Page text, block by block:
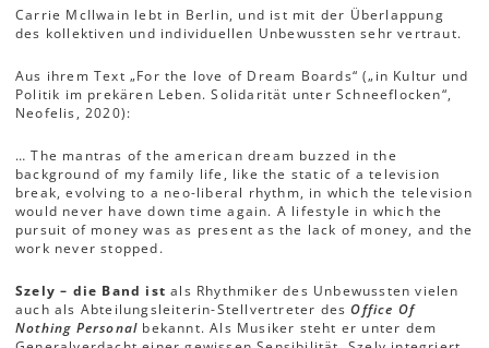
Carrie McIlwain lebt in Berlin, und ist mit der Überlappung
des kollektiven und individuellen Unbewussten sehr vertraut.
Aus ihrem Text „For the love of Dream Boards“ („in Kultur und
Politik im prekären Leben. Solidarität unter Schneeflocken“,
Neofelis, 2020):
… The mantras of the american dream buzzed in the
background of my family life, like the static of a television
break, evolving to a neo-liberal rhythm, in which the television
would never have down time again. A lifestyle in which the
pursuit of money was as present as the lack of money, and the
work never stopped.
Szely – die Band istals Rhythmiker des Unbewussten vielen
auch als Abteilungsleiterin-Stellvertreter desOffice Of
Nothing Personal bekannt. Als Musiker steht er unter dem